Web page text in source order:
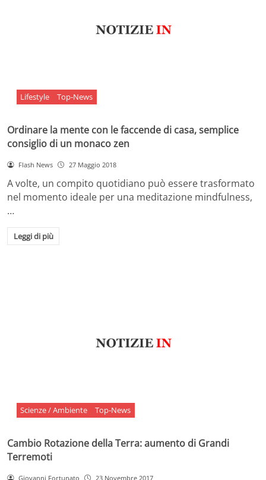
Lifestyle Top-News
Ordinare la mente con le faccende di casa, semplice
consiglio di un monaco zen
Flash News 27 Maggio 2018
A volte, un compito quotidiano può essere trasformato
nel momento ideale per una meditazione mindfulness,
…
Leggi di più
Scienze / Ambiente Top-News
Cambio Rotazione della Terra: aumento di Grandi
Terremoti
Giovanni Fortunato 23 Novembre 2017